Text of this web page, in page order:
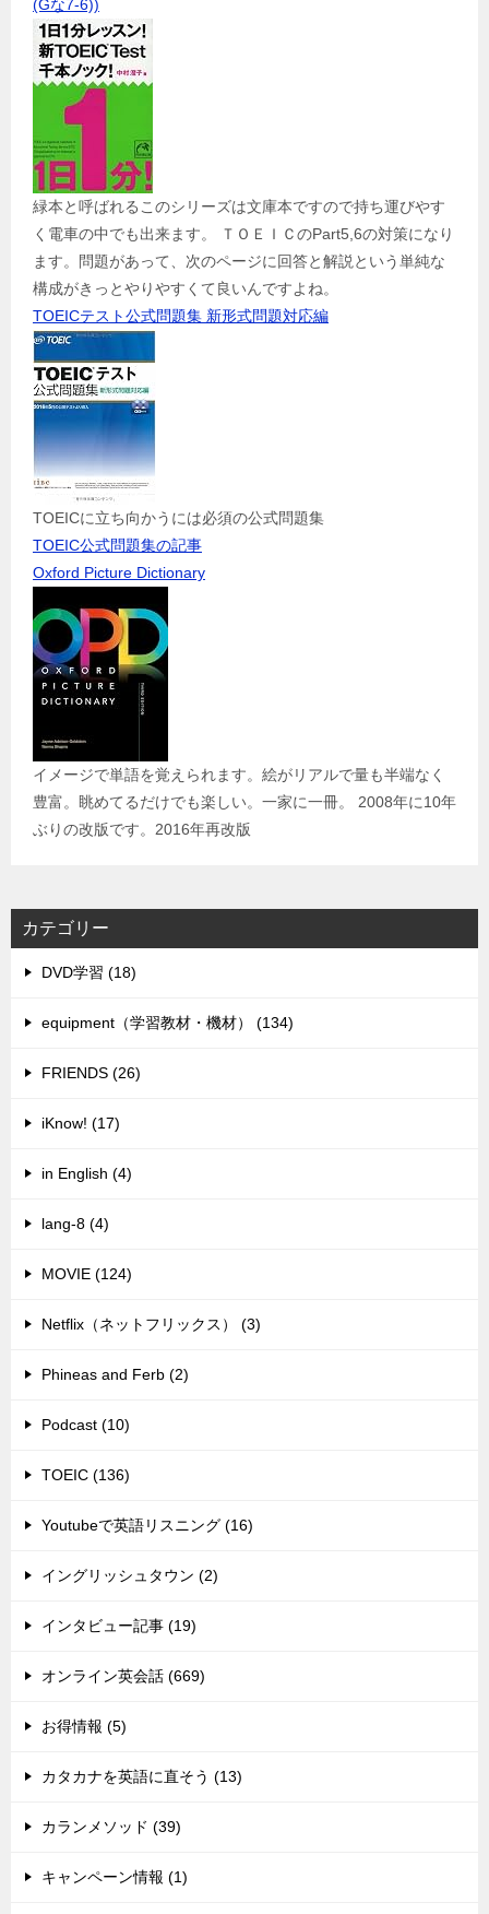
(Gな7-6))
緑本と呼ばれるこのシリーズは文庫本ですので持ち運びやす
く電車の中でも出来ます。 ＴＯＥＩＣのPart5,6の対策になり
ます。問題があって、次のページに回答と解説という単純な
構成がきっとやりやすくて良いんですよね。
TOEICテスト公式問題集 新形式問題対応編
TOEICに立ち向かうには必須の公式問題集
TOEIC公式問題集の記事
Oxford Picture Dictionary
イメージで単語を覚えられます。絵がリアルで量も半端なく
豊富。眺めてるだけでも楽しい。一家に一冊。 2008年に10年
ぶりの改版です。2016年再改版
カテゴリー
DVD学習 (18)
equipment（学習教材・機材） (134)
FRIENDS (26)
iKnow! (17)
in English (4)
lang-8 (4)
MOVIE (124)
Netflix（ネットフリックス） (3)
Phineas and Ferb (2)
Podcast (10)
TOEIC (136)
Youtubeで英語リスニング (16)
イングリッシュタウン (2)
インタビュー記事 (19)
オンライン英会話 (669)
お得情報 (5)
カタカナを英語に直そう (13)
カランメソッド (39)
キャンペーン情報 (1)